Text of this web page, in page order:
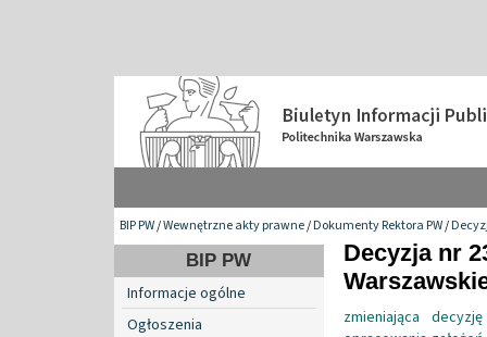
BIP PW/Wewnętrzne akty prawne/Dokumenty Rektora PW/
BIP PW
Informacje ogólne
Ogłoszenia
Decyzja nr
zmieniająca